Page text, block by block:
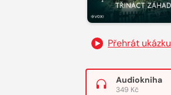
Přehrát ukázku
Audiokniha
349 Kč